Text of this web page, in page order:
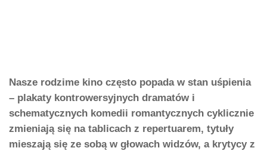
Nasze rodzime kino często popada w stan uśpienia
– plakaty kontrowersyjnych dramatów i
schematycznych komedii romantycznych cyklicznie
zmieniają się na tablicach z repertuarem, tytuły
mieszają się ze sobą w głowach widzów, a krytycy z